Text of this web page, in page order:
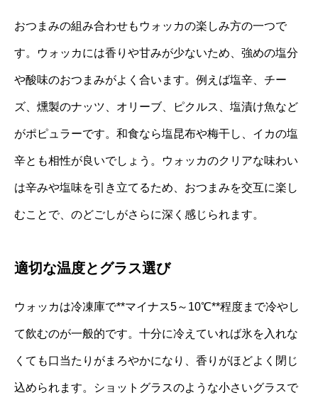
おつまみの組み合わせもウォッカの楽しみ方の一つで
す。ウォッカには香りや甘みが少ないため、強めの塩分
や酸味のおつまみがよく合います。例えば塩辛、チー
ズ、燻製のナッツ、オリーブ、ピクルス、塩漬け魚など
がポピュラーです。和食なら塩昆布や梅干し、イカの塩
辛とも相性が良いでしょう。ウォッカのクリアな味わい
は辛みや塩味を引き立てるため、おつまみを交互に楽し
むことで、のどごしがさらに深く感じられます。
適切な温度とグラス選び
ウォッカは冷凍庫で**マイナス5～10℃**程度まで冷やし
て飲むのが一般的です。十分に冷えていれば氷を入れな
くても口当たりがまろやかになり、香りがほどよく閉じ
込められます。ショットグラスのような小さいグラスで